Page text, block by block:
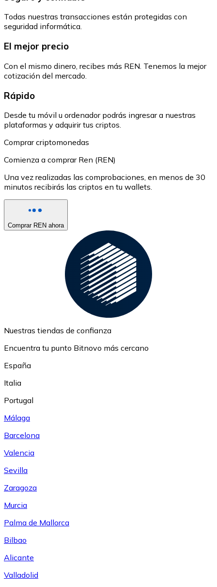
Todas nuestras transacciones están protegidas con
seguridad informática.
El mejor precio
Con el mismo dinero, recibes más REN. Tenemos la mejor
cotización del mercado.
Rápido
Desde tu móvil u ordenador podrás ingresar a nuestras
plataformas y adquirir tus criptos.
Comprar criptomonedas
Comienza a comprar Ren (REN)
Una vez realizadas las comprobaciones, en menos de 30
minutos recibirás las criptos en tu wallets.
Comprar REN ahora
Nuestras tiendas de confianza
Encuentra tu punto Bitnovo más cercano
España
Italia
Portugal
Málaga
Barcelona
Valencia
Sevilla
Zaragoza
Murcia
Palma de Mallorca
Bilbao
Alicante
Valladolid